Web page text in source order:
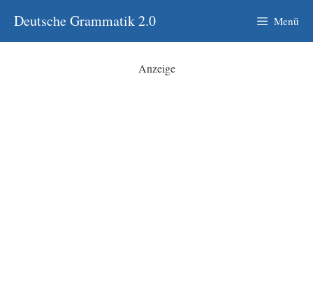
Inhalt
springen
Deutsche Grammatik 2.0 Menü
Anzeige